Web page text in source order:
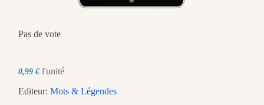
Pas de vote
0,99 € l'unité
Editeur: Mots & Légendes